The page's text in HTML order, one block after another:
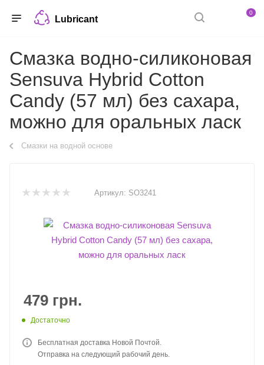
Lubricant
0
Смазка водно-силиконовая
Sensuva Hybrid Cotton
Candy (57 мл) без сахара,
можно для оральных ласк
Смазки на водной основе
Артикул: SO3241
479 грн.
Достаточно
Бесплатная доставка Новой Почтой.
Отправка на следующий рабочий день.